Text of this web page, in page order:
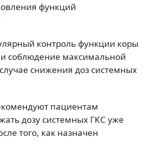
функций
контроль функции коры
соблюдение максимальной
снижения доз системных
пациентам
дозу системных ГКС уже
того, как назначен